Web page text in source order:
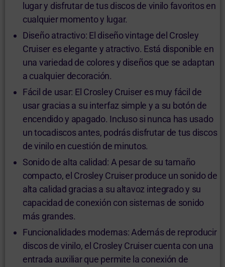
lugar y disfrutar de tus discos de vinilo favoritos en
cualquier momento y lugar.
Diseño atractivo: El diseño vintage del Crosley
Cruiser es elegante y atractivo. Está disponible en
una variedad de colores y diseños que se adaptan
a cualquier decoración.
Fácil de usar: El Crosley Cruiser es muy fácil de
usar gracias a su interfaz simple y a su botón de
encendido y apagado. Incluso si nunca has usado
un tocadiscos antes, podrás disfrutar de tus discos
de vinilo en cuestión de minutos.
Sonido de alta calidad: A pesar de su tamaño
compacto, el Crosley Cruiser produce un sonido de
alta calidad gracias a su altavoz integrado y su
capacidad de conexión con sistemas de sonido
más grandes.
Funcionalidades modernas: Además de reproducir
discos de vinilo, el Crosley Cruiser cuenta con una
entrada auxiliar que permite la conexión de